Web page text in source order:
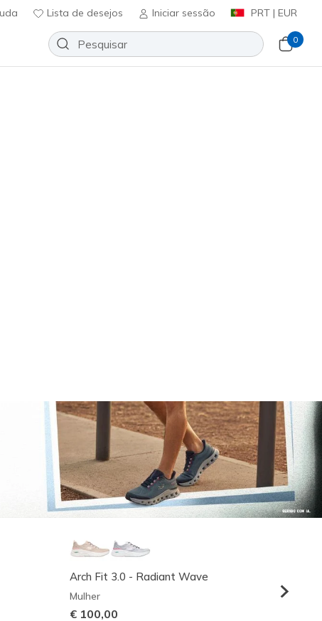
Lista de desejos Iniciar sessão PRT | EUR
0
Arch Fit 3.0 - Radiant Wave
Mulher
€ 100,00
Homem